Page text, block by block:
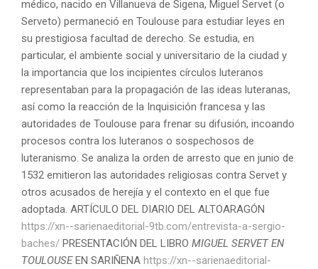
médico, nacido en Villanueva de Sigena, Miguel Servet (o
Serveto) permaneció en Toulouse para estudiar leyes en
su prestigiosa facultad de derecho. Se estudia, en
particular, el ambiente social y universitario de la ciudad y
la importancia que los incipientes círculos luteranos
representaban para la propagación de las ideas luteranas,
así como la reacción de la Inquisición francesa y las
autoridades de Toulouse para frenar su difusión, incoando
procesos contra los luteranos o sospechosos de
luteranismo. Se analiza la orden de arresto que en junio de
1532 emitieron las autoridades religiosas contra Servet y
otros acusados de herejía y el contexto en el que fue
adoptada. ARTÍCULO DEL DIARIO DEL ALTOARAGÓN
https://xn--sarienaeditorial-9tb.com/entrevista-a-sergio-
baches/ PRESENTACIÓN DEL LIBRO MIGUEL SERVET EN
TOULOUSEEN SARIÑENA https://xn--sarienaeditorial-